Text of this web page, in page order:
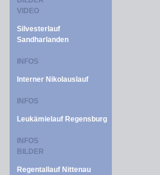
VIDEO
Silvesterlauf
Sandharlanden
INFOS
Interner Nikolauslauf
INFOS
Leukämielauf Regensburg
INFOS
BILDER
Regentallauf Nittenau